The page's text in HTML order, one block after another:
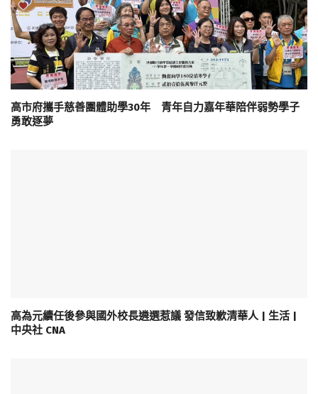
高市府攜手慈善團體助學30年 青年自力嘉年華陪伴弱勢學子
勇敢逐夢
高為元續任後參與國外校長遴選惹議 發信致歉清華人 | 生活 |
中央社 CNA